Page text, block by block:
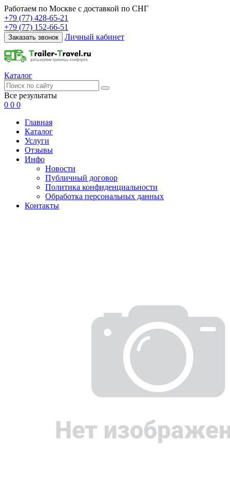
Работаем по Москве с доставкой по СНГ
+79 (77) 428-65-21
+79 (77) 152-66-51
Заказать звонок Личный кабинет
Каталог
Все результаты
0 0 0
Главная
Каталог
Услуги
Отзывы
Инфо
Новости
Публичный договор
Политика конфиденциальности
Обработка персональных данных
Контакты